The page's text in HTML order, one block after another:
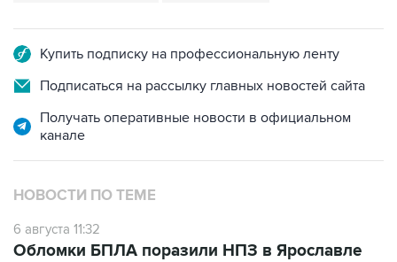
Купить подписку на профессиональную ленту
Подписаться на рассылку главных новостей сайта
Получать оперативные новости в официальном
канале
НОВОСТИ ПО ТЕМЕ
6 августа 11:32
Обломки БПЛА поразили НПЗ в Ярославле